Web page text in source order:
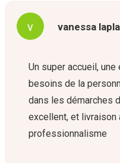
v vanessa
Un super accueil,
besoins de la
dans les démarches
excellent, et livraison
professionnalisme